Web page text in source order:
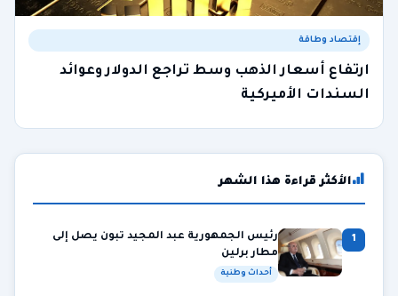
إقتصاد وطاقة
ارتفاع أسعار الذهب وسط تراجع الدولار وعوائد
السندات الأميركية
الأكثر قراءة هذا الشهر
1
رئيس الجمهورية عبد المجيد تبون يصل إلى
مطار برلين
أحداث وطنية